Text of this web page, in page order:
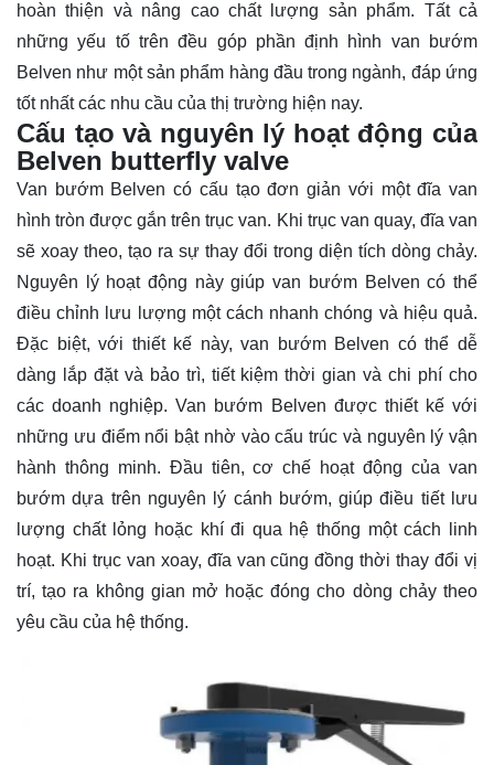
hoàn thiện và nâng cao chất lượng sản phẩm. Tất cả
những yếu tố trên đều góp phần định hình van bướm
Belven như một sản phẩm hàng đầu trong ngành, đáp ứng
tốt nhất các nhu cầu của thị trường hiện nay.
Cấu tạo và nguyên lý hoạt động của
Belven butterfly valve
Van bướm Belven có cấu tạo đơn giản với một đĩa van
hình tròn được gắn trên trục van. Khi trục van quay, đĩa van
sẽ xoay theo, tạo ra sự thay đổi trong diện tích dòng chảy.
Nguyên lý hoạt động này giúp van bướm Belven có thể
điều chỉnh lưu lượng một cách nhanh chóng và hiệu quả.
Đặc biệt, với thiết kế này, van bướm Belven có thể dễ
dàng lắp đặt và bảo trì, tiết kiệm thời gian và chi phí cho
các doanh nghiệp. Van bướm Belven được thiết kế với
những ưu điểm nổi bật nhờ vào cấu trúc và nguyên lý vận
hành thông minh. Đầu tiên, cơ chế hoạt động của van
bướm dựa trên nguyên lý cánh bướm, giúp điều tiết lưu
lượng chất lỏng hoặc khí đi qua hệ thống một cách linh
hoạt. Khi trục van xoay, đĩa van cũng đồng thời thay đổi vị
trí, tạo ra không gian mở hoặc đóng cho dòng chảy theo
yêu cầu của hệ thống.